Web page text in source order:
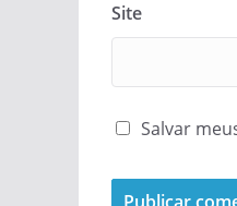
Site
Salvar